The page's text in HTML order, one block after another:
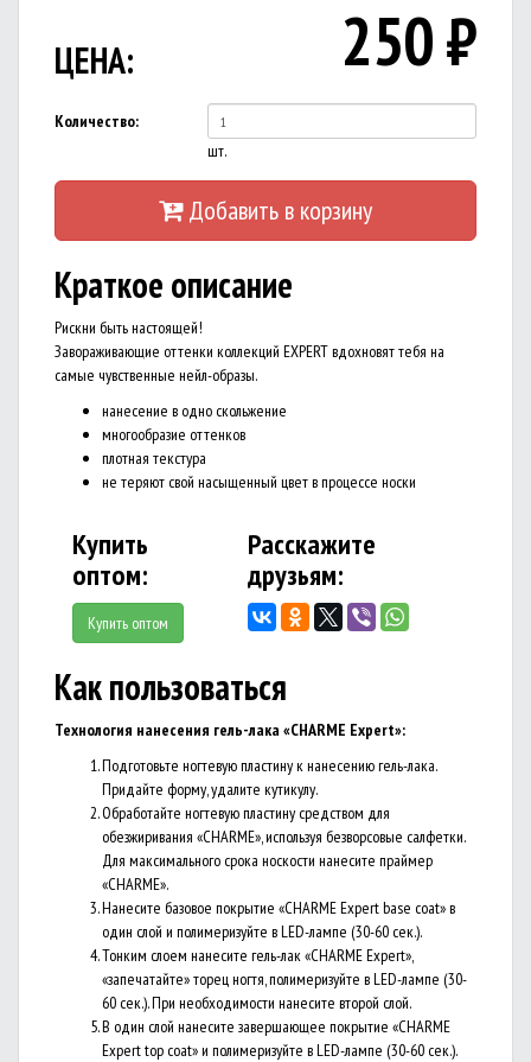
ЦЕНА: 250₽
Количество:
шт.
Добавить в корзину
Краткое описание
Рискни быть настоящей!
Завораживающие оттенки коллекций EXPERT вдохновят тебя на
самые чувственные нейл-образы.
нанесение в одно скольжение
многообразие оттенков
плотная текстура
не теряют свой насыщенный цвет в процессе носки
Купить
оптом:
Купить оптом
Расскажите
друзьям:
Как пользоваться
Технология нанесения гель-лака «CHARME Expert»:
Подготовьте ногтевую пластину к нанесению гель-лака.
Придайте форму, удалите кутикулу.
Обработайте ногтевую пластину средством для
обезжиривания «CHARME», используя безворсовые салфетки.
Для максимального срока носкости нанесите праймер
«CHARME».
Нанесите базовое покрытие «CHARME Expert base coat» в
один слой и полимеризуйте в LED-лампе (30-60 сек.).
Тонким слоем нанесите гель-лак «CHARME Expert»,
«запечатайте» торец ногтя, полимеризуйте в LED-лампе (30-
60 сек.). При необходимости нанесите второй слой.
В один слой нанесите завершающее покрытие «CHARME
Expert top coat» и полимеризуйте в LED-лампе (30-60 сек.).